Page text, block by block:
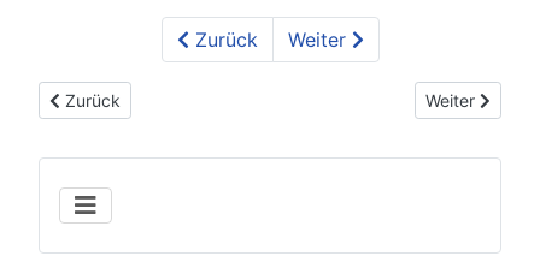
Zurück Weiter
Vorheriger Beitrag: Schulradeln 2020 + Ergebnisse
Zurück Nächster
Weiter